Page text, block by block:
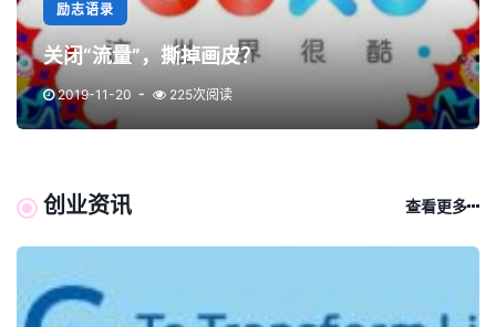
励志语录
关闭“流量”，撕掉画皮？
2019-11-20 225次阅读
创业资讯 查看更多